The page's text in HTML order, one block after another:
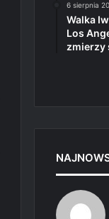
6 sierpnia
Walka
Los
zmierzy